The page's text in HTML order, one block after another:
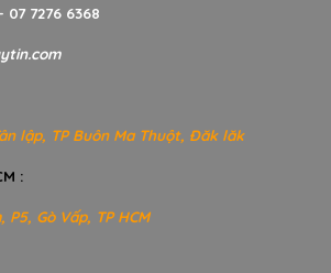
7276 6368
lập, TP Buôn Ma Thuột, Đăk lăk
:
Gò Vấp, TP HCM